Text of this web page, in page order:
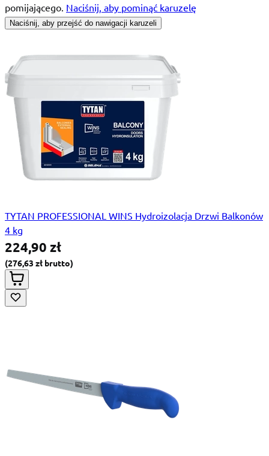
pomijającego. Naciśnij, aby pominąć karuzelę
Naciśnij, aby przejść do nawigacji karuzeli
TYTAN PROFESSIONAL WINS Hydroizolacja Drzwi Balkonów
4 kg
Special Price
276,63 zł
224,90 zł